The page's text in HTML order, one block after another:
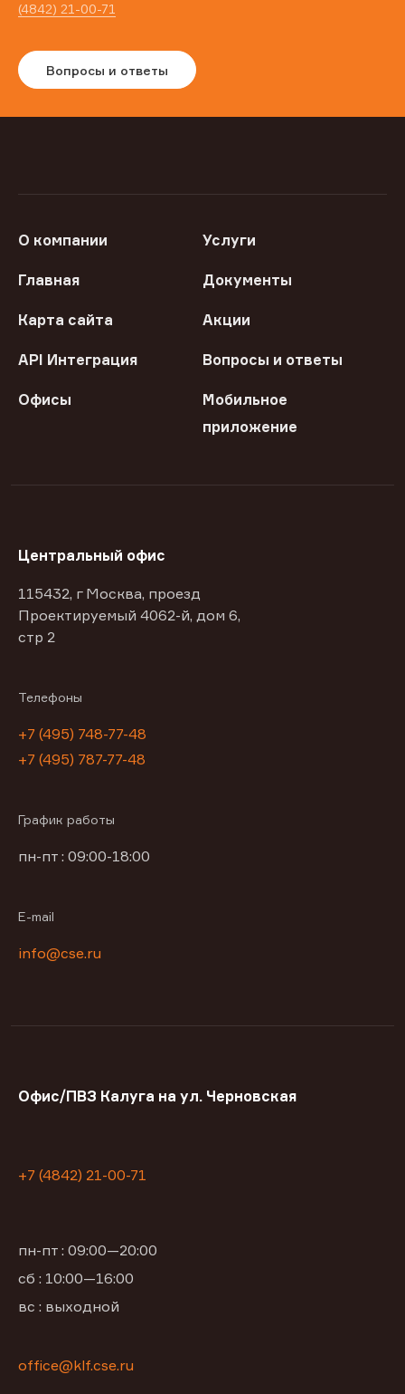
(4842) 21-00-71
Вопросы и ответы
О компании Услуги
Главная Документы
Карта сайта Акции
API Интеграция Вопросы и ответы
Офисы
Мобильное
приложение
Центральный офис
115432, г Москва, проезд
Проектируемый 4062-й, дом 6,
стр 2
Телефоны
+7 (495) 748-77-48
+7 (495) 787-77-48
График работы
пн-пт : 09:00-18:00
E-mail
info@cse.ru
Офис/ПВЗ Калуга на ул. Черновская
+7 (4842) 21-00-71
пн-пт : 09:00—20:00
сб : 10:00—16:00
вс : выходной
office@klf.cse.ru